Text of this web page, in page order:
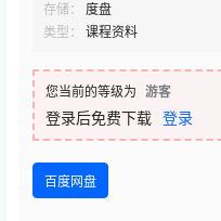
存储：
度盘
类型：
课程资料
您当前的等级为 游客
登录后免费下载 登录
百度网盘